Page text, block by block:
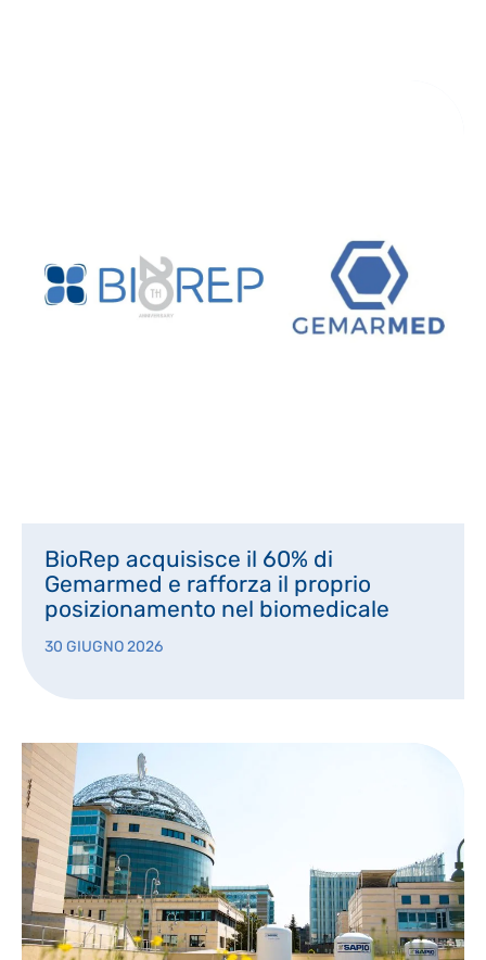
BioRep acquisisce il 60% di
Gemarmed e rafforza il proprio
posizionamento nel biomedicale
30 GIUGNO 2026